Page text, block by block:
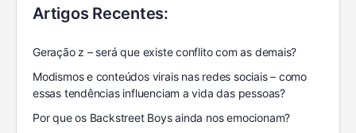
Artigos Recentes:
Geração z – será que existe conflito com as demais?
Modismos e conteúdos virais nas redes sociais – como
essas tendências influenciam a vida das pessoas?
Por que os Backstreet Boys ainda nos emocionam?